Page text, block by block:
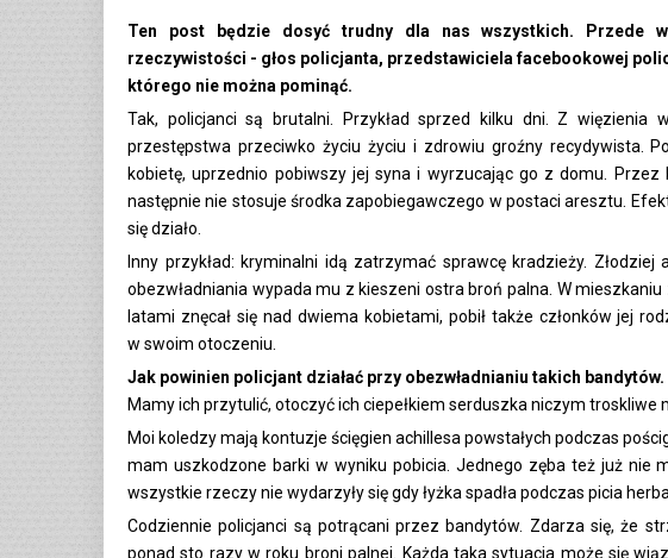
Ten post będzie dosyć trudny dla nas wszystkich. Przede
rzeczywistości - głos policjanta, przedstawiciela facebookowej
którego nie można pominąć.
Tak, policjanci są brutalni. Przykład sprzed kilku dni. Z więzienia
przestępstwa przeciwko życiu życiu i zdrowiu groźny recydywista.
kobietę, uprzednio pobiwszy jej syna i wyrzucając go z domu. Przez
następnie nie stosuje środka zapobiegawczego w postaci aresztu.
się działo.
Inny przykład: kryminalni idą zatrzymać sprawcę kradzieży.
obezwładniania wypada mu z kieszeni ostra broń palna. W
latami znęcał się nad dwiema kobietami, pobił także członków jej
w swoim otoczeniu.
Jak powinien policjant działać przy obezwładnianiu takich bandytów.
Mamy ich przytulić, otoczyć ich ciepełkiem serduszka niczym troskliwe
Moi koledzy mają kontuzje ścięgien achillesa powstałych podczas
mam uszkodzone barki w wyniku pobicia. Jednego zęba też już nie
wszystkie rzeczy nie wydarzyły się gdy łyżka spadła podczas picia
Codziennie policjanci są potrącani przez bandytów. Zdarza się, że
ponad sto razy w roku broni palnej. Każda taka sytuacja może się